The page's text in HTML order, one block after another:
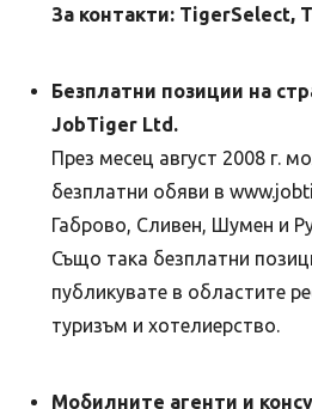
За контакти: TigerSelect,
Безплатни позиции на
JobTiger Ltd.
През месец август 2008 г.
безплатни обяви в
Габрово, Сливен, Шумен и
Също така безплатни
публикувате в областите
туризъм и хотелиерство.
Мобилните агенти и